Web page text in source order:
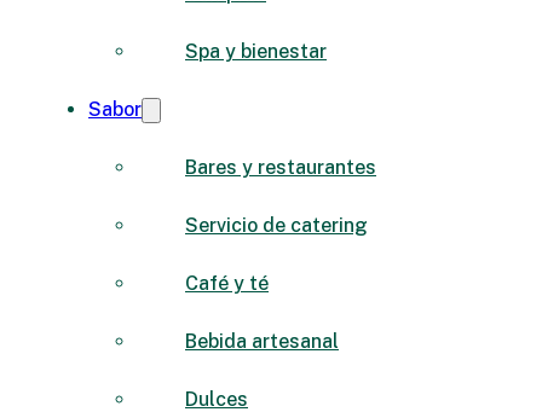
Spa y bienestar
Sabor
Bares y restaurantes
Servicio de catering
Café y té
Bebida artesanal
Dulces